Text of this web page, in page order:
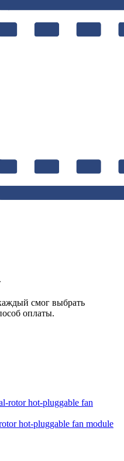
смог выбрать
оплаты.
hot-pluggable fan module